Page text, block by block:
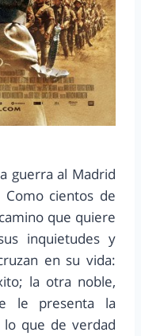
guerra al Madrid
Como cientos de
que quiere
inquietudes y
en su vida:
la otra noble,
le presenta la
que de verdad